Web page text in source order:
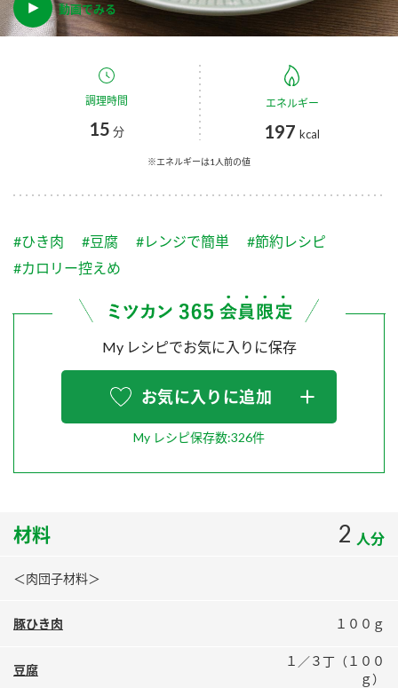
つゆ
スープ 中華
ふりかけ おすしの素
炊き込みご飯の素 米飯用調味液
Fibee
くらしプラ酢
お酢ドリンク
つゆ
納豆のサイト
三ツ判山吹
スペシャルサイト
お酢を知ろう！
鍋奉行マニュアル
ミツカンのCM
国内事業概要
企業理念
ミツカンの歴史
ミツカンを知る
環境への取り組み
MIM（ミツカンミュージアム）
各部門が大切にしていること
お客様相談センター
お客様の声をいかしました
販売終了製品のご案内
よくあるご質問
動画でみる
調理時間
15 分
エネルギー
197 kcal
※エネルギーは1人前の値
#ひき肉 #豆腐 #レンジで簡単
#節約レシピ
#カロリー控えめ
My レシピでお気に入りに保存
お気に入りに追加
My レシピ保存数:326件
材料 2 人分
＜肉団子材料＞
豚ひき肉 １００ｇ
豆腐
１／３丁（１００
ｇ）